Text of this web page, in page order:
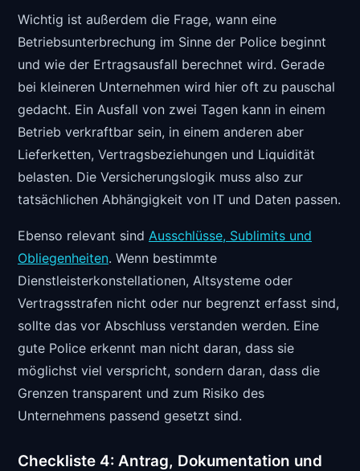
Wichtig ist außerdem die Frage, wann eine
Betriebsunterbrechung im Sinne der Police beginnt
und wie der Ertragsausfall berechnet wird. Gerade
bei kleineren Unternehmen wird hier oft zu pauschal
gedacht. Ein Ausfall von zwei Tagen kann in einem
Betrieb verkraftbar sein, in einem anderen aber
Lieferketten, Vertragsbeziehungen und Liquidität
belasten. Die Versicherungslogik muss also zur
tatsächlichen Abhängigkeit von IT und Daten passen.
Ebenso relevant sind Ausschlüsse, Sublimits und
Obliegenheiten. Wenn bestimmte
Dienstleisterkonstellationen, Altsysteme oder
Vertragsstrafen nicht oder nur begrenzt erfasst sind,
sollte das vor Abschluss verstanden werden. Eine
gute Police erkennt man nicht daran, dass sie
möglichst viel verspricht, sondern daran, dass die
Grenzen transparent und zum Risiko des
Unternehmens passend gesetzt sind.
Checkliste 4: Antrag, Dokumentation und